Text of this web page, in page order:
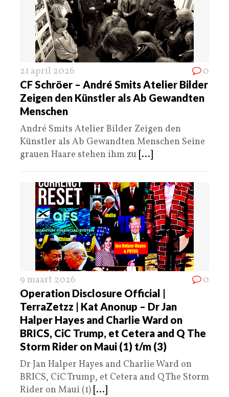
21 april 2026 0
CF Schröer – André Smits Atelier Bilder
Zeigen den Künstler als Ab Gewandten
Menschen
André Smits Atelier Bilder Zeigen den
Künstler als Ab Gewandten Menschen Seine
grauen Haare stehen ihm zu [...]
9 maart 2026 0
Operation Disclosure Official |
TerraZetzz | Kat Anonup – Dr Jan
Halper Hayes and Charlie Ward on
BRICS, CiC Trump, et Cetera and Q The
Storm Rider on Maui (1) t/m (3)
Dr Jan Halper Hayes and Charlie Ward on
BRICS, CiC Trump, et Cetera and Q The Storm
Rider on Maui (1) [...]